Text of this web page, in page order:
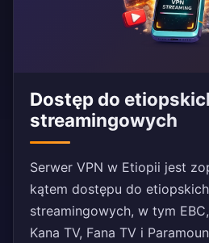
Dostęp do
streamingowych
Serwer VPN w Etiopii jest
kątem dostępu do
streamingowych, w tym EBC,
Kana TV, Fana TV i